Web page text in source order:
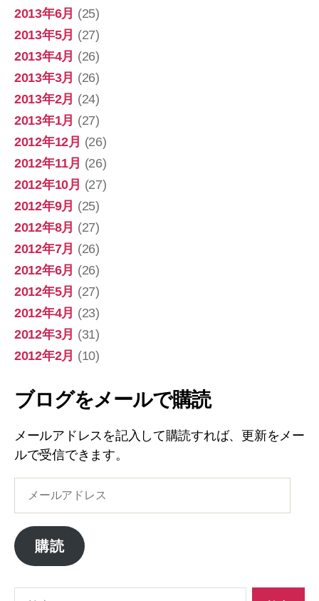
2013年6月 (25)
2013年5月 (27)
2013年4月 (26)
2013年3月 (26)
2013年2月 (24)
2013年1月 (27)
2012年12月 (26)
2012年11月 (26)
2012年10月 (27)
2012年9月 (25)
2012年8月 (27)
2012年7月 (26)
2012年6月 (26)
2012年5月 (27)
2012年4月 (23)
2012年3月 (31)
2012年2月 (10)
ブログをメールで購読
メールアドレスを記入して購読すれば、更新をメー
ルで受信できます。
ア
ド
ス
購読